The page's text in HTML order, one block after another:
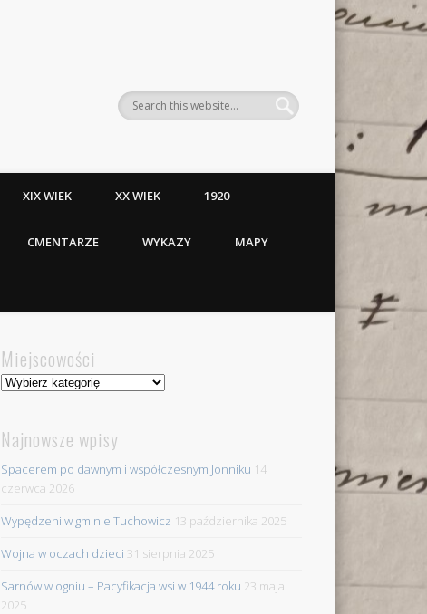
XIX WIEK XX WIEK 1920
CMENTARZE WYKAZY MAPY
Miejscowości
Miejscowości
Najnowsze wpisy
Spacerem po dawnym i współczesnym Jonniku 14
czerwca 2026
Wypędzeni w gminie Tuchowicz 13 października 2025
Wojna w oczach dzieci 31 sierpnia 2025
Sarnów w ogniu – Pacyfikacja wsi w 1944 roku 23 maja
2025